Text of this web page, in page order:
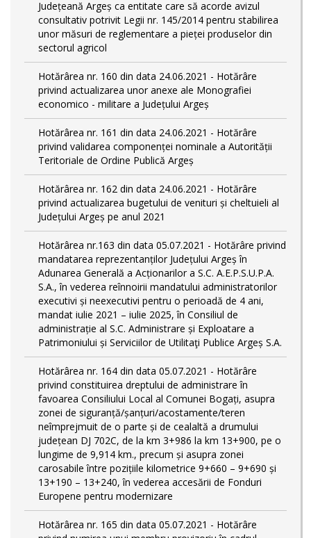
Județeană Argeș ca entitate care să acorde avizul
consultativ potrivit Legii nr. 145/2014 pentru stabilirea
unor măsuri de reglementare a pieței produselor din
sectorul agricol
Hotărârea nr. 160 din data 24.06.2021 - Hotărâre
privind actualizarea unor anexe ale Monografiei
economico - militare a Județului Argeș
Hotărârea nr. 161 din data 24.06.2021 - Hotărâre
privind validarea componenței nominale a Autorității
Teritoriale de Ordine Publică Argeș
Hotărârea nr. 162 din data 24.06.2021 - Hotărâre
privind actualizarea bugetului de venituri și cheltuieli al
Județului Argeș pe anul 2021
Hotărârea nr.163 din data 05.07.2021 - Hotărâre privind
mandatarea reprezentanților Județului Argeș în
Adunarea Generală a Acționarilor a S.C. A.E.P.S.U.P.A.
S.A., în vederea reînnoirii mandatului administratorilor
executivi și neexecutivi pentru o perioadă de 4 ani,
mandat iulie 2021 – iulie 2025, în Consiliul de
administrație al S.C. Administrare și Exploatare a
Patrimoniului și Serviciilor de Utilitaţi Publice Argeș S.A.
Hotărârea nr. 164 din data 05.07.2021 - Hotărâre
privind constituirea dreptului de administrare în
favoarea Consiliului Local al Comunei Bogați, asupra
zonei de siguranță/șanțuri/acostamente/teren
neîmprejmuit de o parte și de cealaltă a drumului
județean DJ 702C, de la km 3+986 la km 13+900, pe o
lungime de 9,914 km., precum și asupra zonei
carosabile între pozițiile kilometrice 9+660 – 9+690 și
13+190 – 13+240, în vederea accesării de Fonduri
Europene pentru modernizare
Hotărârea nr. 165 din data 05.07.2021 - Hotărâre